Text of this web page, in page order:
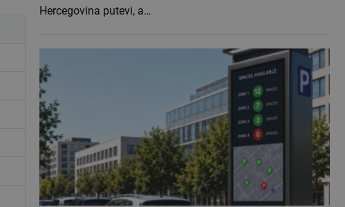
Hercegovina putevi, a…